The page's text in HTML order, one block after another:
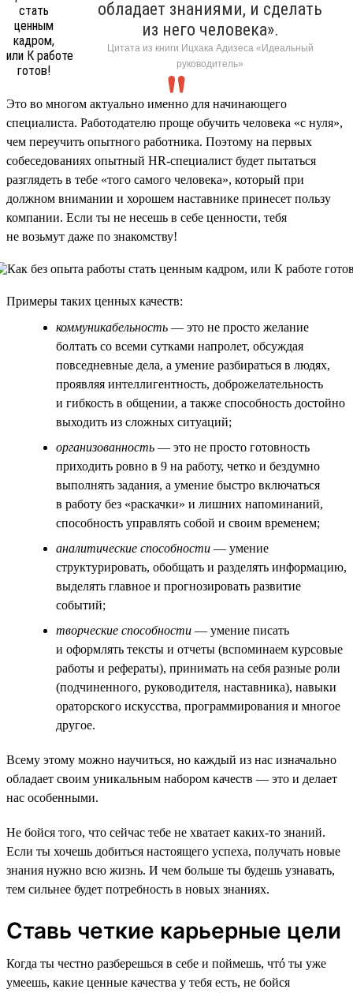
обладает знаниями, и сделать
из него человека».
Цитата из книги Ицхака Адизеса «Идеальный
руководитель»
Это во многом актуально именно для начинающего
специалиста. Работодателю проще обучить человека «с нуля»,
чем переучить опытного работника. Поэтому на первых
собеседованиях опытный HR-специалист будет пытаться
разглядеть в тебе «того самого человека», который при
должном внимании и хорошем наставнике принесет пользу
компании. Если ты не несешь в себе ценности, тебя
не возьмут даже по знакомству!
Примеры таких ценных качеств:
коммуникабельность — это не просто желание
болтать со всеми сутками напролет, обсуждая
повседневные дела, а умение разбираться в людях,
проявляя интеллигентность, доброжелательность
и гибкость в общении, а также способность достойно
выходить из сложных ситуаций;
организованность — это не просто готовность
приходить ровно в 9 на работу, четко и бездумно
выполнять задания, а умение быстро включаться
в работу без «раскачки» и лишних напоминаний,
способность управлять собой и своим временем;
аналитические способности — умение
структурировать, обобщать и разделять информацию,
выделять главное и прогнозировать развитие
событий;
творческие способности — умение писать
и оформлять тексты и отчеты (вспоминаем курсовые
работы и рефераты), принимать на себя разные роли
(подчиненного, руководителя, наставника), навыки
ораторского искусства, программирования и многое
другое.
Всему этому можно научиться, но каждый из нас изначально
обладает своим уникальным набором качеств — это и делает
нас особенными.
Не бойся того, что сейчас тебе не хватает каких-то знаний.
Если ты хочешь добиться настоящего успеха, получать новые
знания нужно всю жизнь. И чем больше ты будешь узнавать,
тем сильнее будет потребность в новых знаниях.
Ставь четкие карьерные цели
Когда ты честно разберешься в себе и поймешь, чтó ты уже
умеешь, какие ценные качества у тебя есть, не бойся